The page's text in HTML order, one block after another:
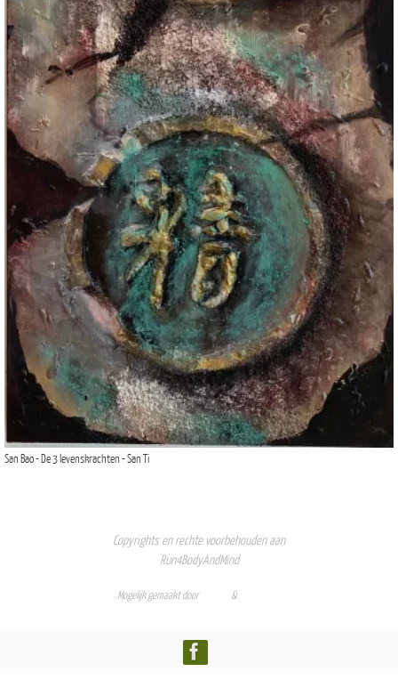
San Bao - De 3 levenskrachten - San Ti
Copyrights en rechte voorbehouden aan
Run4BodyAndMind
Mogelijk gemaakt door &